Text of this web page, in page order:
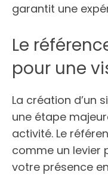
garantit une
Le
pour une
La création d’un
une étape
activité. Le
comme un levier
votre présence